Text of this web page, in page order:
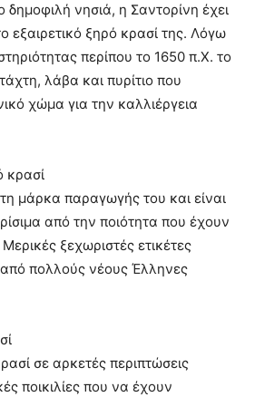
δημοφιλή νησιά, η Σαντορίνη έχει
εξαιρετικό ξηρό κρασί της. Λόγω
περίπου το 1650 π.Χ. το
λάβα και πυρίτιο που
χώμα για την καλλιέργεια
κρασί
μάρκα παραγωγής του και είναι
από την ποιότητα που έχουν
ξεχωριστές ετικέτες
πολλούς νέους Έλληνες
σε αρκετές περιπτώσεις
ποικιλίες που να έχουν